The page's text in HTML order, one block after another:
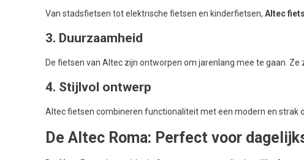
Van stadsfietsen tot elektrische fietsen en kinderfietsen,Altec
3. Duurzaamheid
De fietsen van Altec zijn ontworpen om jarenlang mee te gaan.
4. Stijlvol ontwerp
Altec fietsen combineren functionaliteit met een modern en strak
De Altec Roma: Perfect voor